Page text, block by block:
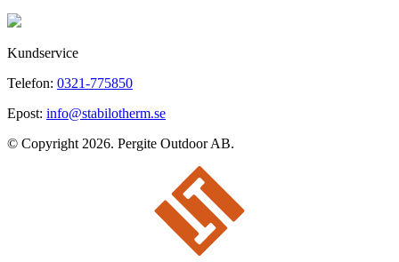
Kundservice
Telefon: 0321-775850
Epost: info@stabilotherm.se
© Copyright 2026. Pergite Outdoor AB.